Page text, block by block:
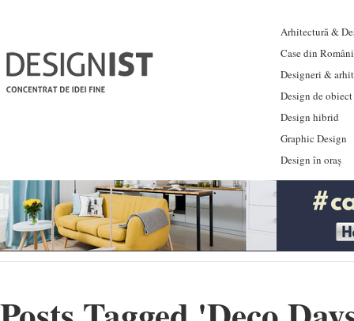
Arhitectură &
Case din
Designeri &
Design de obiect
Design hibrid
Graphic Design
Design în oraș